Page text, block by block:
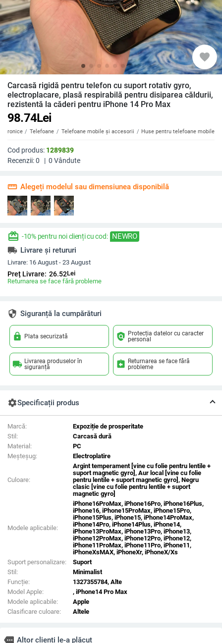
favorite
Carcasă rigidă pentru telefon cu suport rotativ gyro,
electroplacare, plasă respirabilă pentru disiparea căldurii,
rezistentă la căderi pentru iPhone 14 Pro Max
98.74Lei
Telefoane Telefoane mobile și accesorii Huse pentru telefoane mobile
Cod produs: 1289839
Recenzii:0 | 0 Vândute
straighten Alegeți modelul sau dimensiunea disponibilă
redeem -10% pentru noi clienți cu cod: NEWRO
local_shipping Livrare și retururi
Livrare: 16 August - 23 August
Preț Livrare: 26.52Lei
Returnarea se face fără probleme
security Siguranță la cumpărături
lock Plata securizată policy Protecția datelor cu caracter
personal
local_shipping Livrarea produselor în
siguranță
assignment_return Returnarea se face fără
probleme
settingsSpecificații produs
Marcă:
Expoziție de prosperitate
Stil:
Carcasă dură
Material:
PC
Meșteșug:
Electroplatire
Culoare:
Argint temperament [vine cu folie pentru lentile +
suport magnetic gyro], Aur local [vine cu folie
pentru lentile + suport magnetic gyro], Negru
clasic [vine cu folie pentru lentile + suport
magnetic gyro]
Modele aplicabile:
iPhone16ProMax, iPhone16Pro, iPhone16Plus,
iPhone16, iPhone15ProMax, iPhone15Pro,
iPhone15Plus, iPhone15, iPhone14ProMax,
iPhone14Pro, iPhone14Plus, iPhone14,
iPhone13ProMax, iPhone13Pro, iPhone13,
iPhone12ProMax, iPhone12Pro, iPhone12,
iPhone11ProMax, iPhone11Pro, iPhone11,
iPhoneXsMAX, iPhoneXr, iPhoneX/Xs
Suport personalizare:
Suport
Stil:
Minimalist
Funcție:
1327355784, Alte
Model Apple:
, iPhone14 Pro Max
Modele aplicabile:
Apple
Clasificare culoare:
Altele
more Altor clienți le-a plăcut